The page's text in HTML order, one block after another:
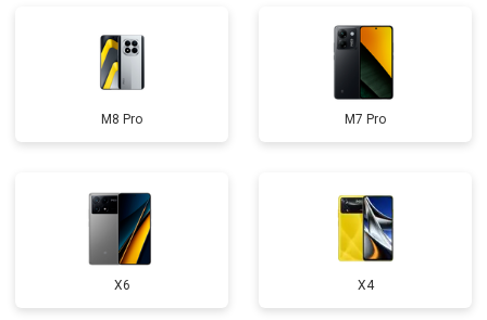
M8 Pro M7 Pro
X6 X4